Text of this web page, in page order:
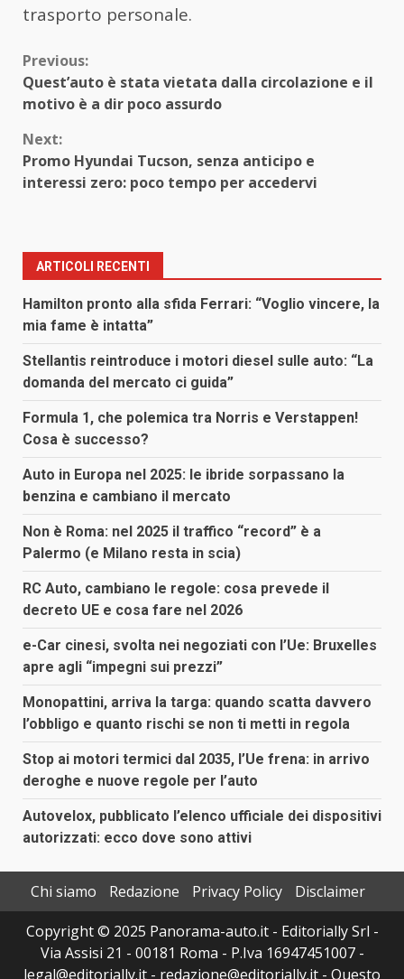
trasporto personale.
Continue
Reading
Previous:
Quest’auto è stata vietata dalla circolazione e il
motivo è a dir poco assurdo
Next:
Promo Hyundai Tucson, senza anticipo e
interessi zero: poco tempo per accedervi
ARTICOLI RECENTI
Hamilton pronto alla sfida Ferrari: “Voglio vincere, la
mia fame è intatta”
Stellantis reintroduce i motori diesel sulle auto: “La
domanda del mercato ci guida”
Formula 1, che polemica tra Norris e Verstappen!
Cosa è successo?
Auto in Europa nel 2025: le ibride sorpassano la
benzina e cambiano il mercato
Non è Roma: nel 2025 il traffico “record” è a
Palermo (e Milano resta in scia)
RC Auto, cambiano le regole: cosa prevede il
decreto UE e cosa fare nel 2026
e-Car cinesi, svolta nei negoziati con l’Ue: Bruxelles
apre agli “impegni sui prezzi”
Monopattini, arriva la targa: quando scatta davvero
l’obbligo e quanto rischi se non ti metti in regola
Stop ai motori termici dal 2035, l’Ue frena: in arrivo
deroghe e nuove regole per l’auto
Autovelox, pubblicato l’elenco ufficiale dei dispositivi
autorizzati: ecco dove sono attivi
Chi siamo Redazione Privacy Policy
Disclaimer
Copyright © 2025 Panorama-auto.it - Editorially Srl -
Via Assisi 21 - 00181 Roma - P.Iva 16947451007 -
legal@editorially.it - redazione@editorially.it - Questo